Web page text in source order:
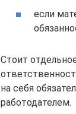
если
Стоит
на себя
работодателем.